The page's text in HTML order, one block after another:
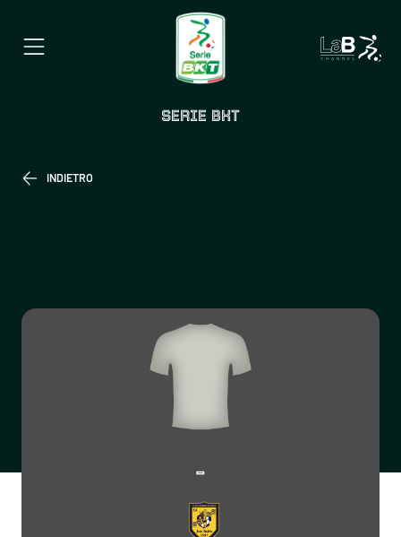
SERIE BKT
INDIETRO
-